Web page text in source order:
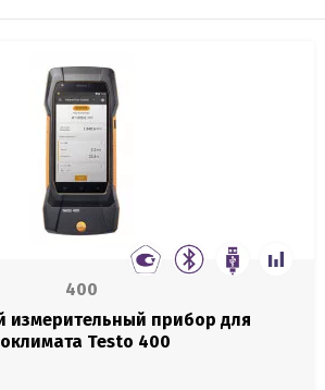
400
измерительный прибор для
Testo 400